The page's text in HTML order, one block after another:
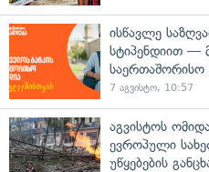
ისწავლე
სტიპენდიით —
საერთაშორისო
7 აგვისტო, 10:57
აგვისტოს
ევროპული
უწყებების